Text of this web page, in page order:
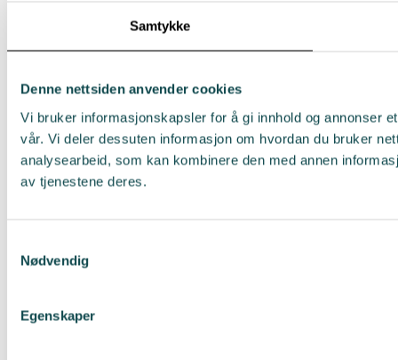
Samtykke
Denne nettsiden anvender cookies
Vi bruker informasjonskapsler for å gi innhold og annonser
vår. Vi deler dessuten informasjon om hvordan du bruker
analysearbeid, som kan kombinere den med annen
av tjenestene deres.
Nødvendig
Egenskaper